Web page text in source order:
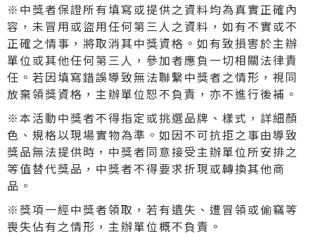
※中獎者保證所有填寫或提供之資料均為真實正確內
容，未冒用或盜用任何第三人之資料，如有不實或不
正確之情事，將取消其中獎資格。如有致損害於主辦
單位或其他任何第三人，參加者應負一切相關法律責
任。若因填寫錯誤導致無法聯繫中獎者之情形，視同
放棄領獎資格，主辦單位恕不負責，亦不進行後補。
※本活動中獎者不得指定或挑選品牌、樣式，詳細顏
色、規格以現場實物為準。如因不可抗拒之事由導致
獎品無法提供時，中獎者同意接受主辦單位所安排之
等值替代獎品，中獎者不得要求折現或轉換其他商
品。
※獎項一經中獎者領取，若有遺失、遭冒領或偷竊等
喪失佔有之情形，主辦單位概不負責。